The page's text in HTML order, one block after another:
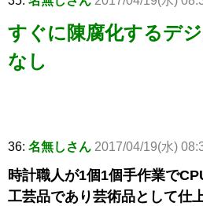
すぐに陳腐化するデ
なし
36: 名無しさん 2017/04/19(水)
時計職人が1個1個手作業で
工芸品であり芸術品として仕